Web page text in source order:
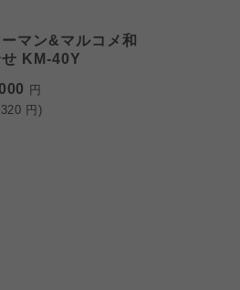
マン&マルコメ和
せ KM-40Y
円
円)
ます。
つい